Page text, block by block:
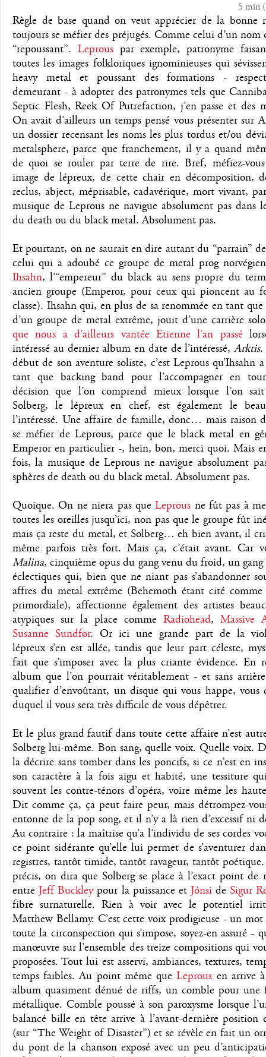
5 min(
Règle de base quand on veut apprécier de la bonne
toujours se méfier des préjugés. Comme celui d’un nom
“repoussant”. Leprouspar exemple, patronyme
toutes les images folkloriques ignominieuses qui
heavy metal et poussant des formations -
demeurant - à adopter des patronymes tels que
Septic Flesh, Reek Of Putrefaction, j’en passe et des
On avait d’ailleurs un temps pensé vous présenter sur
un dossier recensant les noms les plus tordus et/ou
metalsphere, parce que franchement, il y a quand
de quoi se rouler par terre de rire. Bref, méfiez-
image de lépreux, de cette chair en décomposition,
reclus, abject, méprisable, cadavérique, mort vivant,
musique de Leprous ne navigue absolument pas dans
du death ou du black metal. Absolument pas.
Et pourtant, on ne saurait en dire autant du “parrain”
celui qui a adoubé ce groupe de metal prog
Ihsahn, l’“empereur” du black au sens propre du
ancien groupe (Emperor, pour ceux qui pioncent au
classe). Ihsahn qui, en plus de sa renommée en tant
d’un groupe de metal extrême, jouit d’une carrière
que nous a d’ailleurs vantée Etienne l’an passé
intéressé au dernier album en date de l’intéressé,Arktis.
début de son aventure soliste, c’est Leprous qu’Ihsahn
tant que backing band pour l’accompagner en
décision que l’on comprend mieux lorsque l’on sait
Solberg, le lépreux en chef, est également le
l’intéressé. Une affaire de famille, donc… mais raison
se méfier de Leprous, parce que le black metal en
Emperor en particulier -, hein, bon, merci quoi. Mais
fois, la musique de Leprous ne navigue absolument
sphères de death ou du black metal. Absolument pas.
Quoique. On ne niera pas queLeprous ne fût pas à
toutes les oreilles jusqu’ici, non pas que le groupe fût
mais ça reste du metal, et Solberg… eh bien avant, il
même parfois très fort. Mais ça, c’était avant. Car
Malina, cinquième opus du gang venu du froid, un gang
éclectiques qui, bien que ne niant pas s’abandonner
affres du metal extrême (Behemoth étant cité comme
primordiale), affectionne également des artistes
atypiques sur la place comme Radiohead, Massive
Susanne Sundfør. Or ici une grande part de la
lépreux s’en est allée, tandis que leur part céleste,
fait que s’imposer avec la plus criante évidence. En
album que l’on pourrait véritablement - et sans
qualifier d’envoûtant, un disque qui vous happe, vous
duquel il vous sera très difficile de vous dépêtrer.
Et le plus grand fautif dans toute cette affaire n’est
Solberg lui-même. Bon sang, quelle voix. Quelle voix.
la décrire sans tomber dans les poncifs, si ce n’est en
son caractère à la fois aigu et habité, une tessiture
souvent les contre-ténors d’opéra, voire même les
Dit comme ça, ça peut faire peur, mais détrompez-
entonne de la pop song, et il n’y a là rien d’excessif ni
Au contraire : la maîtrise qu’a l’individu de ses cordes
ce point sidérante qu’elle lui permet de s’aventurer
registres, tantôt timide, tantôt ravageur, tantôt
précis, on dira que Solberg se place à l’exact point de
entreJeff Buckleypour la puissance et JónsideSigur
fibre surnaturelle. Rien à voir avec le potentiel
Matthew Bellamy. C’est cette voix prodigieuse - un mot
toute la circonspection qui s’impose, soyez-en assuré -
manœuvre sur l’ensemble des treize compositions qui
proposées. Tout lui est asservi, ambiances, textures,
temps faibles. Au point même queLeprous en arrive
album quasiment dénué de riffs, un comble pour une
métallique. Comble poussé à son paroxysme lorsque
balancé bille en tête arrive à l’avant-dernière position
(sur “The Weight of Disaster”) et se révèle en fait un
du pont de la chanson exposé avec un peu